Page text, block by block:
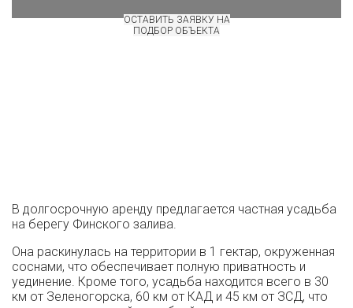
ОСТАВИТЬ ЗАЯВКУ НА
ПОДБОР ОБЪЕКТА
В долгосрочную аренду предлагается частная усадьба
на берегу Финского залива.
Она раскинулась на территории в 1 гектар, окруженная
соснами, что обеспечивает полную приватность и
уединение. Кроме того, усадьба находится всего в 30
км от Зеленогорска, 60 км от КАД и 45 км от ЗСД, что